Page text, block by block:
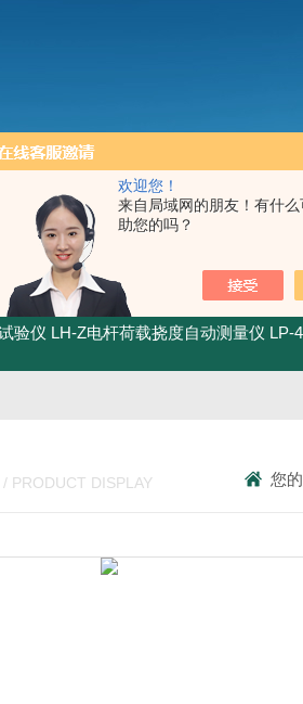
欢迎您！
来自局域网的朋友！有什
助您的吗？
验仪 LH-Z电杆荷载挠度自动测量仪 LP-4智
/ PRODUCT DISPLAY 您